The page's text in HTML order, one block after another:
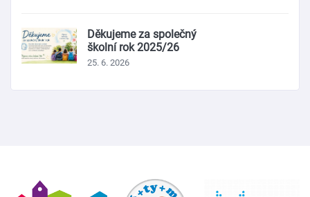
Děkujeme za společný
školní rok 2025/26
25. 6. 2026